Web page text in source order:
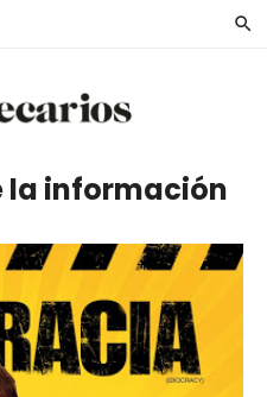
la información